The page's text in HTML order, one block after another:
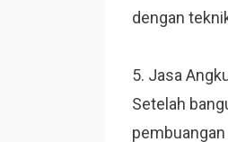
dengan
5. Jasa
Setelah